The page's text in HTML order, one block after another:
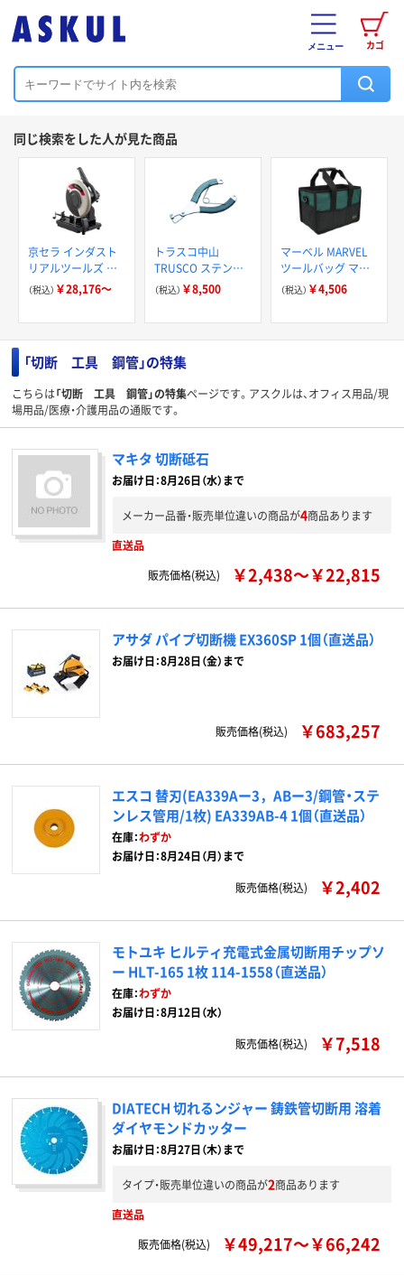
カゴ
メニュー
同じ検索をした人が見た商品
京セラ インダスト
リアルツールズ 切
断機
（税込） ￥28,176～
トラスコ中山
TRUSCO ステンレ
スバンド取り外し可
能タイプ用切断工具
（税込） ￥8,500
マーベル MARVEL
ツールバッグ マル
チバッグ
MTB352BG 1個
（税込） ￥4,506
「切断 工具 鋼管」の特集
こちらは「切断 工具 鋼管」の特集ページです。アスクルは、オフィス用品/現
場用品/医療・介護用品の通販です。
マキタ 切断砥石
お届け日：8月26日（水）まで
メーカー品番・販売単位違いの商品が4商品あります
直送品
販売価格(税込)
￥2,438～￥22,815
アサダ パイプ切断機 EX360SP 1個（直送品）
お届け日：8月28日（金）まで
販売価格(税込) ￥683,257
エスコ 替刃(EA339Aー3，ABー3/鋼管・ステ
ンレス管用/1枚) EA339AB-4 1個（直送品）
在庫：わずか
お届け日：8月24日（月）まで
販売価格(税込) ￥2,402
モトユキ ヒルティ充電式金属切断用チップソ
ー HLT-165 1枚 114-1558（直送品）
在庫：わずか
お届け日：8月12日（水）
販売価格(税込) ￥7,518
DIATECH 切れるンジャー 鋳鉄管切断用 溶着
ダイヤモンドカッター
お届け日：8月27日（木）まで
タイプ・販売単位違いの商品が2商品あります
直送品
販売価格(税込)
￥49,217～￥66,242